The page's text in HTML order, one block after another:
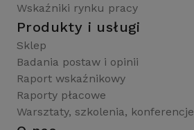
Wskaźniki rynku pracy
Produkty i usługi
Sklep
Badania postaw i opinii
Raport wskaźnikowy
Raporty płacowe
Warsztaty, szkolenia, konferencje